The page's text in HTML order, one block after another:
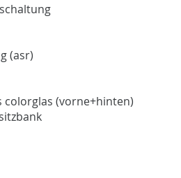
(asr)
colorglas (vorne+hinten)